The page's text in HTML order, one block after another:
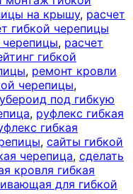
на крышу, расчет
гибкой черепицы
черепицы, расчет
гибкой
, ремонт кровли
черепицы,
под гибкую
, руфлекс гибкая
гибкая
, сайты гибкой
черепица, сделать
кровля гибкая
для гибкой